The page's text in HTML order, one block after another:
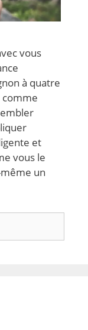
vous
à quatre
comme
et
vous le
même un